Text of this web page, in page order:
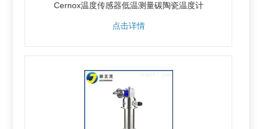
Cernox温度传感器低温测量碳陶瓷温度计
点击详情